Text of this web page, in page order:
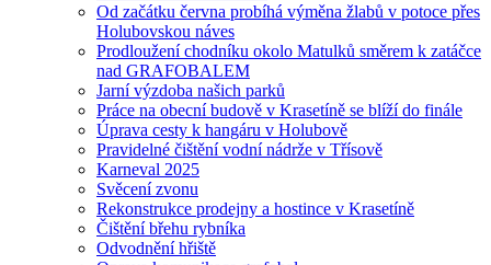
Od začátku června probíhá výměna žlabů v potoce přes
Holubovskou náves
Prodloužení chodníku okolo Matulků směrem k zatáčce
nad GRAFOBALEM
Jarní výzdoba našich parků
Práce na obecní budově v Krasetíně se blíží do finále
Úprava cesty k hangáru v Holubově
Pravidelné čištění vodní nádrže v Třísově
Karneval 2025
Svěcení zvonu
Rekonstrukce prodejny a hostince v Krasetíně
Čištění břehu rybníka
Odvodnění hřiště